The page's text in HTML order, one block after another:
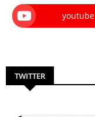
youtube
TWITTER